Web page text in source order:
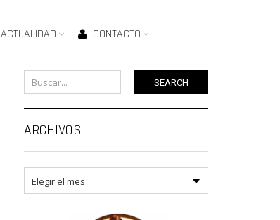
ACTUALIDAD CONTACTO
SEARCH
ARCHIVOS